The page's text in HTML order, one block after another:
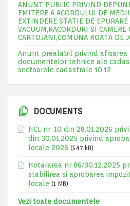
ANUNT PUBLIC PRIVIND
EMITERE A ACORDULUI DE
EXTINDERE STATIE DE
VACUUM,RACORDURI SI CAMERE
CARTOJANI,COMUNA ROATA DE
Anunt prealabil privind afisarea
documentelor tehnice ale
sectoarele cadastrale 10,12
DOCUMENTS
HCL nr. 10 din 28.01.2026
din 30.01.2025 privind
locale 2026 (547 kB)
Hotararea nr 86/30.12.2025
stabilirea si aprobarea
locale (1 MB)
Vezi toate documentele